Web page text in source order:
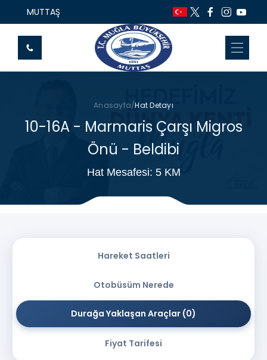
MUTTAŞ
Anasayfa/Hat Detayı
10-16A - Marmaris Çarşı Migros
Önü - Beldibi
Hat Mesafesi: 5 KM
Hareket Saatleri
Otobüsüm Nerede
Durağa Yaklaşan Araçlar (0)
Fiyat Tarifesi